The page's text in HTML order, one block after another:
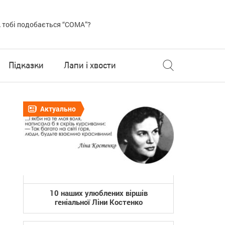
подобається “COMA”?
Підказки Лапи і хвости
Актуально
10 наших улюблених віршів
геніальної Ліни Костенко